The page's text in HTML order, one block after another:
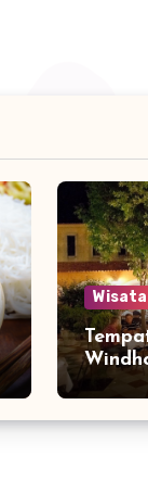
Wisata